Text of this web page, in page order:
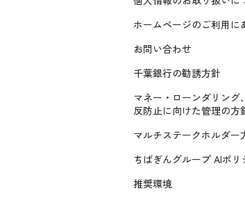
ホームページのご利用に
お問い合わせ
千葉銀行の勧誘方針
マネー・ローンダリン
反防止に向けた管理の方
マルチステークホルダー
ちばぎんグループ AIポリ
推奨環境